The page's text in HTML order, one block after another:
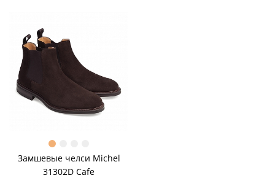
Замшевые челси Michel
31302D Cafe